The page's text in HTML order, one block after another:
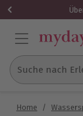
Suche nach
Home /